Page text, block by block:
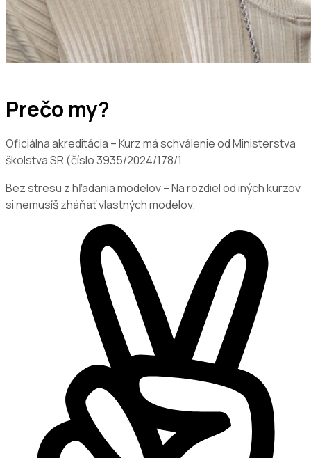
Prečo my?
Oficiálna akreditácia – Kurz má schválenie od Ministerstva
školstva SR (číslo 3935/2024/178/1
Bez stresu z hľadania modelov – Na rozdiel od iných kurzov
si nemusíš zháňať vlastných modelov.